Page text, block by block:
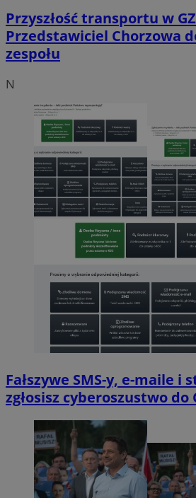
Przyszłość transportu w
Przedstawiciel Chorzowa
zespołu
N
Fałszywe SMS-y, e-maile i
zgłosisz cyberoszustwo do